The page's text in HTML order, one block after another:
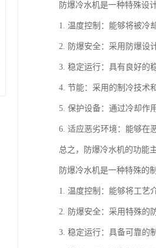
防爆冷水机是一种特殊设
1. 温度控制：能够将被冷
2. 防爆安全：采用防爆设
3. 稳定运行：具有良好的
4. 节能：采用的制冷技术
5. 保护设备：通过冷却作
6. 适应恶劣环境：能够在
总之，防爆冷水机的功能
防爆冷水机是一种特殊的
1. 温度控制：能够将工艺
2. 防爆安全：采用特殊的
3. 稳定运行：具备可靠的